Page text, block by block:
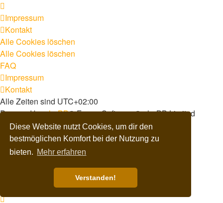
Diese Website nutzt Cookies, um dir den
bestmöglichen Komfort bei der Nutzung zu
bieten. Mehr erfahren
Verstanden!
Impressum
Kontakt
Alle Cookies löschen
Alle Cookies löschen
FAQ
Impressum
Kontakt
Alle Zeiten sind UTC+02:00
Powered byphpBB® Forum Software © phpBB Limited
Deutsche Übersetzung durchphpBB.de
Dark Vision ©Kirk
Datenschutz|Nutzungsbedingungen